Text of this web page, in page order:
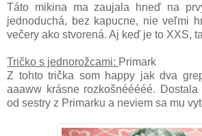
Táto mikina ma zaujala hneď na
jednoduchá, bez kapucne, nie veľmi
večery ako stvorená. Aj keď je to XXS,
Tričko s jednorožcami: Primark
Z tohto trička som happy jak dva
aaaww krásne rozkošnééééé.
od sestry z Primarku a neviem sa mu